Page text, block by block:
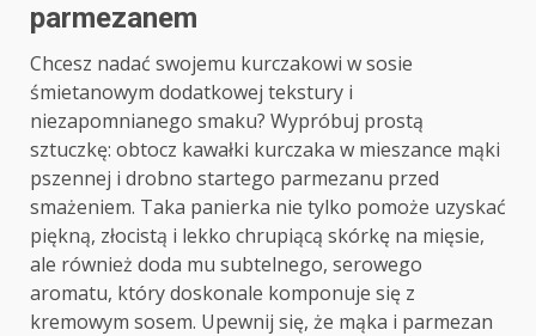
parmezanem
Chcesz nadać swojemu kurczakowi w sosie
śmietanowym dodatkowej tekstury i
niezapomnianego smaku? Wypróbuj prostą
sztuczkę: obtocz kawałki kurczaka w mieszance mąki
pszennej i drobno startego parmezanu przed
smażeniem. Taka panierka nie tylko pomoże uzyskać
piękną, złocistą i lekko chrupiącą skórkę na mięsie,
ale również doda mu subtelnego, serowego
aromatu, który doskonale komponuje się z
kremowym sosem. Upewnij się, że mąka i parmezan